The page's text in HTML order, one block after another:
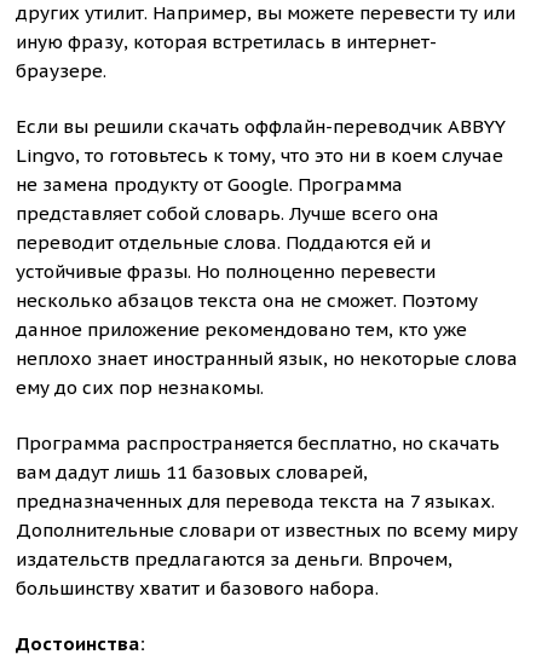
других утилит. Например, вы можете перевести ту или
иную фразу, которая встретилась в интернет-
браузере.
Если вы решили скачать оффлайн-переводчик ABBYY
Lingvo, то готовьтесь к тому, что это ни в коем случае
не замена продукту от Google. Программа
представляет собой словарь. Лучше всего она
переводит отдельные слова. Поддаются ей и
устойчивые фразы. Но полноценно перевести
несколько абзацов текста она не сможет. Поэтому
данное приложение рекомендовано тем, кто уже
неплохо знает иностранный язык, но некоторые слова
ему до сих пор незнакомы.
Программа распространяется бесплатно, но скачать
вам дадут лишь 11 базовых словарей,
предназначенных для перевода текста на 7 языках.
Дополнительные словари от известных по всему миру
издательств предлагаются за деньги. Впрочем,
большинству хватит и базового набора.
Достоинства: